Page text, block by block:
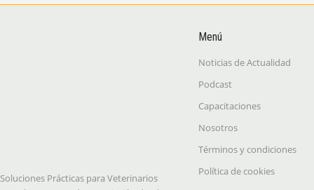
Soluciones Prácticas para Veterinarios
Menú
Noticias de Actualidad
Podcast
Capacitaciones
Nosotros
Términos y condiciones
Política de cookies